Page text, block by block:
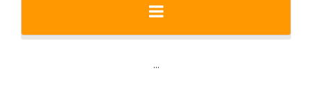
...